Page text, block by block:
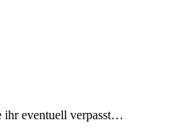
ihr eventuell verpasst…